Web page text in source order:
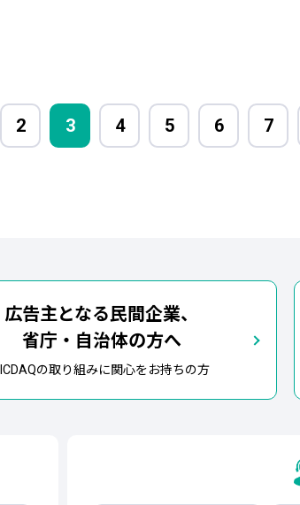
2 3 4 5 6 7
広告主となる民間企業、
省庁・自治体の方へ
の取り組みに関心をお持ちの方